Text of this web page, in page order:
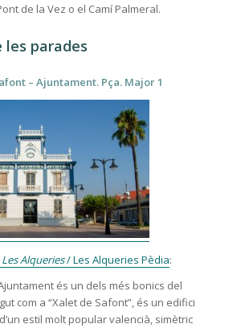
de la Vez o el Camí Palmeral.
les parades
– Ajuntament. Pça. Major 1
Alqueries/ Les Alqueries Pèdia:
és un dels més bonics del
com a “Xalet de Safont”, és un edifici
estil molt popular valencià, simètric